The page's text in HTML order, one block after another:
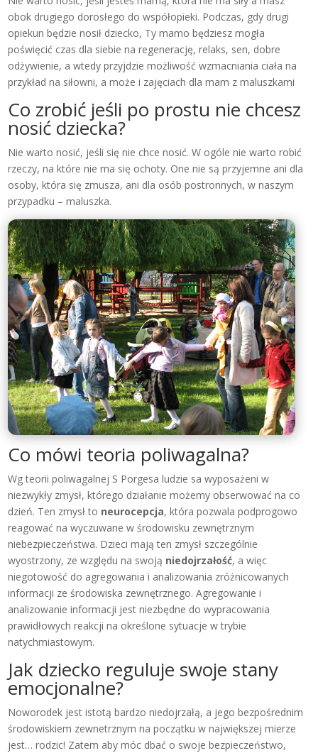
obok drugiego dorosłego do współopieki. Podczas, gdy drugi
opiekun będzie nosił dziecko, Ty mamo będziesz mogła
poświęcić czas dla siebie na regenerację, relaks, sen, dobre
odżywienie, a wtedy przyjdzie możliwość wzmacniania ciała na
przykład na siłowni, a może i zajęciach dla mam z maluszkami
Co zrobić jeśli po prostu nie chcesz
nosić dziecka?
Nie warto nosić, jeśli się nie chce nosić. W ogóle nie warto robić
rzeczy, na które nie ma się ochoty. One nie są przyjemne ani dla
osoby, która się zmusza, ani dla osób postronnych, w naszym
przypadku – maluszka.
Co mówi teoria poliwagalna?
Wg teorii poliwagalnej S Porgesa ludzie sa wyposażeni w
niezwykły zmysł, którego działanie możemy obserwować na co
dzień. Ten zmysł to neurocepcja, która pozwala podprogowo
reagować na wyczuwane w środowisku zewnętrznym
niebezpieczeństwa. Dzieci mają ten zmysł szczególnie
wyostrzony, ze względu na swoją niedojrzałość, a więc
niegotowość do agregowania i analizowania zróżnicowanych
informacji ze środowiska zewnętrznego. Agregowanie i
analizowanie informacji jest niezbędne do wypracowania
prawidłowych reakcji na określone sytuacje w trybie
natychmiastowym.
Jak dziecko reguluje swoje stany
emocjonalne?
Noworodek jest istotą bardzo niedojrzałą, a jego bezpośrednim
środowiskiem zewnetrznym na początku w największej mierze
jest… rodzic! Zatem aby móc dbać o swoje bezpieczeństwo,